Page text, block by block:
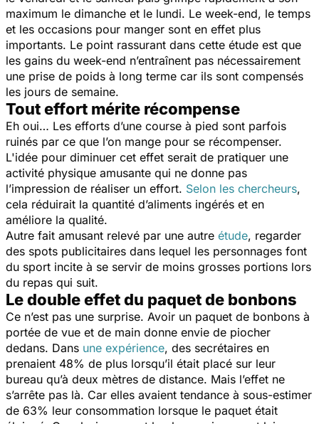
maximum le dimanche et le lundi. Le week-end, le temps
et les occasions pour manger sont en effet plus
importants. Le point rassurant dans cette étude est que
les gains du week-end n’entraînent pas nécessairement
une prise de poids à long terme car ils sont compensés
les jours de semaine.
Tout effort mérite récompense
Eh oui… Les efforts d’une course à pied sont parfois
ruinés par ce que l’on mange pour se récompenser.
L'idée pour diminuer cet effet serait de pratiquer une
activité physique amusante qui ne donne pas
l’impression de réaliser un effort. Selon les chercheurs,
cela réduirait la quantité d’aliments ingérés et en
améliore la qualité.
Autre fait amusant relevé par une autre étude, regarder
des spots publicitaires dans lequel les personnages font
du sport incite à se servir de moins grosses portions lors
du repas qui suit.
Le double effet du paquet de bonbons
Ce n’est pas une surprise. Avoir un paquet de bonbons à
portée de vue et de main donne envie de piocher
dedans. Dans une expérience, des secrétaires en
prenaient 48% de plus lorsqu’il était placé sur leur
bureau qu’à deux mètres de distance. Mais l’effet ne
s’arrête pas là. Car elles avaient tendance à sous-estimer
de 63% leur consommation lorsque le paquet était